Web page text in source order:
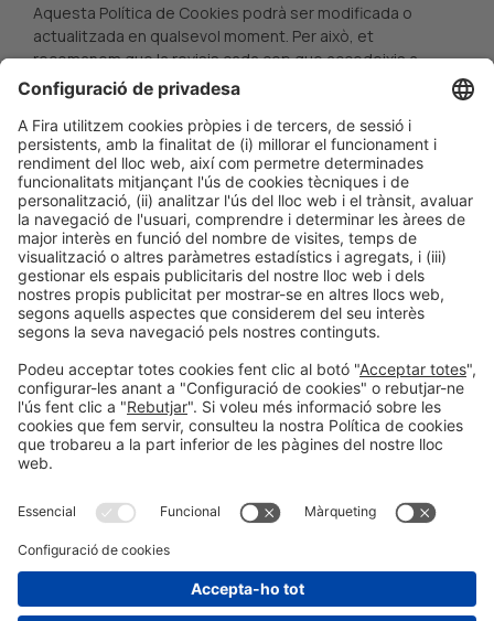
Aquesta Política de Cookies podrà ser modificada o
actualitzada en qualsevol moment. Per això, et
recomanem que la revisis cada cop que accedeixis a
aquesta web.
Actualitzada per darrera vegada:22 de març de 2024
Informació generalAvís legalPolítica de privacitat
Política de cookiesPrevenció de frau
#hispackbcn